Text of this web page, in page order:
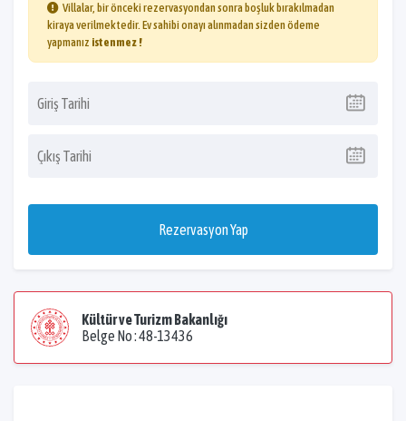
Villalar, bir önceki rezervasyondan sonra boşluk bırakılmadan
kiraya verilmektedir. Ev sahibi onayı alınmadan sizden ödeme
yapmanız istenmez !
Rezervasyon Yap
Kültür ve Turizm Bakanlığı
Belge No : 48-13436